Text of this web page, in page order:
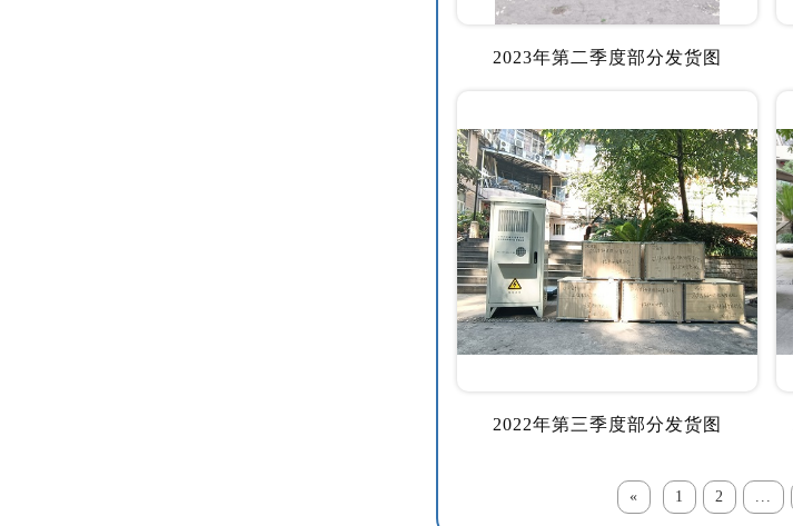
2023年第二季度部分发货图
2022年第三季度部分发货图
« 1 2 ...